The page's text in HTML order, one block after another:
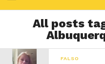
All posts
FALSO